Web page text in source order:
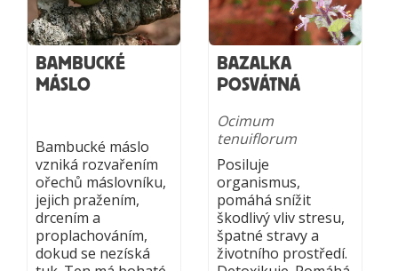
BAMBUCKÉ
MÁSLO
Bambucké máslo
vzniká rozvařením
ořechů máslovníku,
jejich pražením,
drcením a
proplachováním,
dokud se nezíská
BAZALKA
POSVÁTNÁ
Ocimum
tenuiflorum
Posiluje
organismus,
pomáhá snížit
škodlivý vliv stresu,
špatné stravy a
životního prostředí.